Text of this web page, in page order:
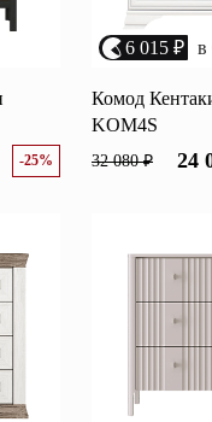
Шкафы-
-25%
6 015 ₽ в
Комод
KOM4S
32 080 ₽ 24